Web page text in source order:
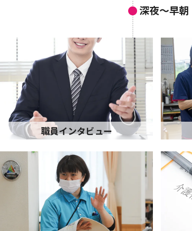
深夜～早朝
職員インタビュー